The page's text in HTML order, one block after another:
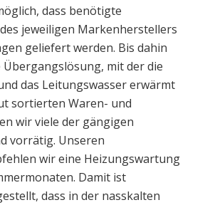
dass benötigte
jeweiligen Markenherstellers
geliefert werden. Bis dahin
mit der die
das Leitungswasser erwärmt
sortierten Waren- und
wir viele der gängigen
vorrätig. Unseren
wir eine Heizungswartung
Damit ist
dass in der nasskalten